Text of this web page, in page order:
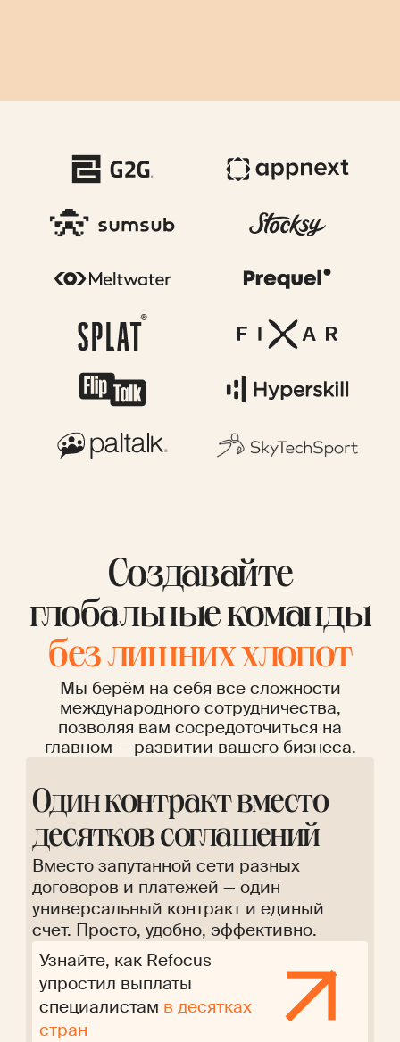
Создавайте
глобальные команды
без лишних хлопот
Мы берём на себя все сложности
международного сотрудничества,
позволяя вам сосредоточиться на
главном — развитии вашего бизнеса.
Один контракт вместо
десятков соглашений
Вместо запутанной сети разных
договоров и платежей — один
универсальный контракт и единый
счет. Просто, удобно, эффективно.
Узнайте, как Refocus
упростил выплаты
специалистам в десятках
стран